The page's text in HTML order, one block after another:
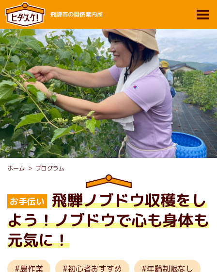
飛騨市の関係案内所
ホーム プログラム
お手伝い
飛騨ノブドウ収穫をし
よう！ノブドウで心も身体も
元気に！
農作業 初心者おすすめ 年齢制限なし